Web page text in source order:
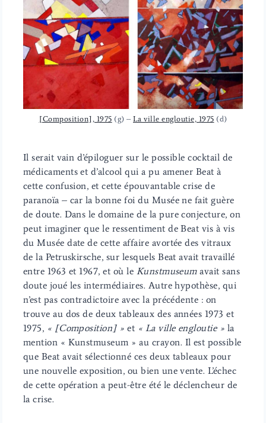
[Composition], 1975 (g) –La ville engloutie, 1975 (d)
Il serait vain d’épiloguer sur le possible cocktail de
médicaments et d’alcool qui a pu amener Beat à
cette confusion, et cette épouvantable crise de
paranoïa – car la bonne foi du Musée ne fait guère
de doute. Dans le domaine de la pure conjecture, on
peut imaginer que le ressentiment de Beat vis à vis
du Musée date de cette affaire avortée des vitraux
de la Petruskirsche, sur lesquels Beat avait travaillé
entre 1963 et 1967, et où le Kunstmuseumavait sans
doute joué les intermédiaires. Autre hypothèse, qui
n’est pas contradictoire avec la précédente : on
trouve au dos de deux tableaux des années 1973 et
1975, « [Composition] » et « La ville engloutie » la
mention « Kunstmuseum » au crayon. Il est possible
que Beat avait sélectionné ces deux tableaux pour
une nouvelle exposition, ou bien une vente. L’échec
de cette opération a peut-être été le déclencheur de
la crise.